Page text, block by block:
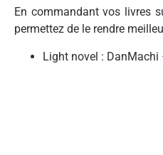
En commandant vos livres
permettez de le rendre
Light novel :